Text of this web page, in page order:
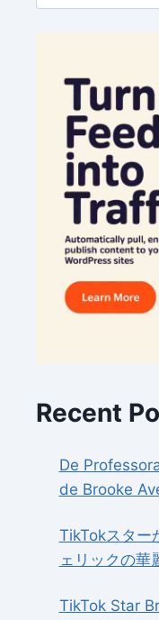
Recent
De
de Brooke
TikTokスター
ェリックの華
TikTok Star